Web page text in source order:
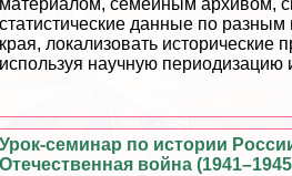
материалом, семейным архивом,
статистические данные по
края, локализовать исторические
используя научную периодизацию
Урок-семинар по истории
Отечественная война (1941–1945